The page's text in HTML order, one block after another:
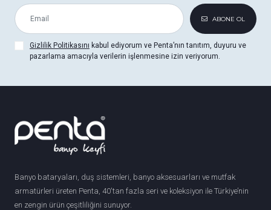
ABONE OL
Gizlilik Politikasını kabul ediyorum ve Penta’nın tanıtım, duyuru ve
pazarlama amacıyla verilerin işlenmesine izin veriyorum.
Banyo bataryaları, duş sistemleri, banyo aksesuarları ve mutfak
armatürleri üreten Penta, 40'tan fazla seri ve koleksiyon ile Türkiye’nin
en zengin ürün çeşitliliğini sunuyor.